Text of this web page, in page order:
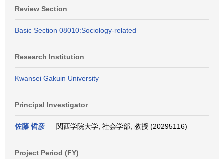
Review Section
Basic Section 08010:Sociology-related
Research Institution
Kwansei Gakuin University
Principal Investigator
佐藤 哲彦 関西学院大学, 社会学部, 教授 (20295116)
Project Period (FY)